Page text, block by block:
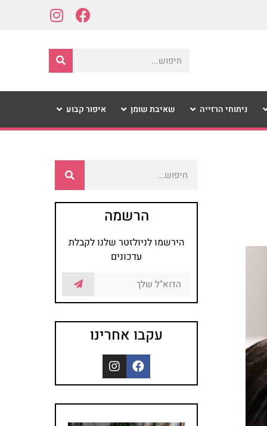
ניתוחי הרזייה שאיבת שומן איפור קבוע
הרשמה
הירשמו לניולזטר שלנו לקבלת
עדכונים
עקבו אחרינו